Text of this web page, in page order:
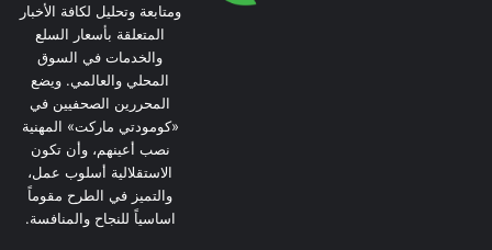
ومتابعة وتحليل لكافة الأخبار
المتعلقة بأسعار السلع
والخدمات في السوق
المحلي والعالمي. ويضع
المحررين الصحفيين في
«كومودتي ماركت» المهنية
نصب أعينهم، وأن تكون
الاستقلالية أسلوب عمل،
والتميز في الطرح مقوماً
اساسياً للنجاح والمنافسة.